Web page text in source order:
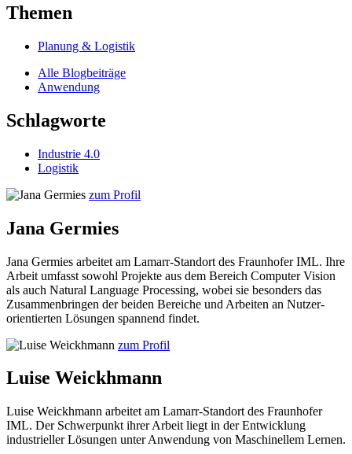
Themen
Planung & Logistik
Alle Blogbeiträge
Anwendung
Schlagworte
Industrie 4.0
Logistik
zum Profil
Jana Germies
Jana Germies arbeitet am Lamarr-Standort des Fraunhofer IML. Ihre
Arbeit umfasst sowohl Projekte aus dem Bereich Computer Vision
als auch Natural Language Processing, wobei sie besonders das
Zusammenbringen der beiden Bereiche und Arbeiten an Nutzer-
orientierten Lösungen spannend findet.
zum Profil
Luise Weickhmann
Luise Weickhmann arbeitet am Lamarr-Standort des Fraunhofer
IML. Der Schwerpunkt ihrer Arbeit liegt in der Entwicklung
industrieller Lösungen unter Anwendung von Maschinellem Lernen.